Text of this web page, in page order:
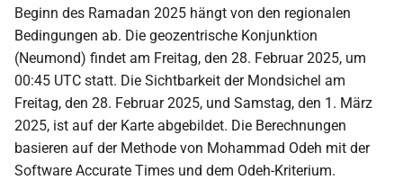
Beginn des Ramadan 2025 hängt von den regionalen
Bedingungen ab. Die geozentrische Konjunktion
(Neumond) findet am Freitag, den 28. Februar 2025, um
00:45 UTC statt. Die Sichtbarkeit der Mondsichel am
Freitag, den 28. Februar 2025, und Samstag, den 1. März
2025, ist auf der Karte abgebildet. Die Berechnungen
basieren auf der Methode von Mohammad Odeh mit der
Software Accurate Times und dem Odeh-Kriterium.